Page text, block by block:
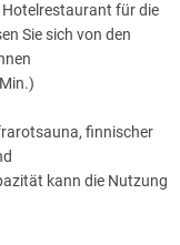
für die
Sie sich von den
finnischer
kann die Nutzung